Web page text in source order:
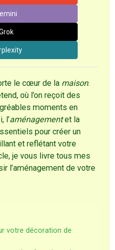
le cœur de la maison.
où l’on reçoit des
moments en
l’aménagementet la
pour créer un
et reflétant votre
je vous livre tous mes
l’aménagement de votre
votre décoration de